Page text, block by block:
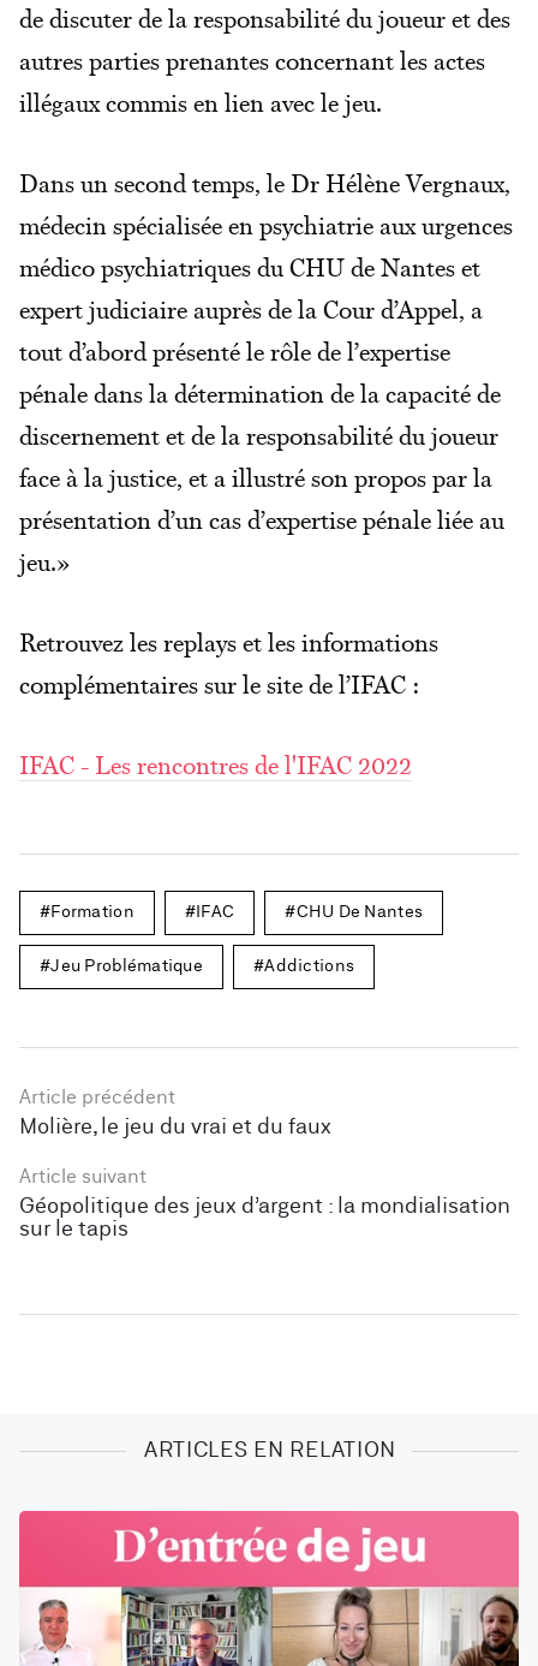
de discuter de la responsabilité du joueur et des
autres parties prenantes concernant les actes
illégaux commis en lien avec le jeu.
Dans un second temps, le Dr Hélène Vergnaux,
médecin spécialisée en psychiatrie aux urgences
médico psychiatriques du CHU de Nantes et
expert judiciaire auprès de la Cour d’Appel, a
tout d’abord présenté le rôle de l’expertise
pénale dans la détermination de la capacité de
discernement et de la responsabilité du joueur
face à la justice, et a illustré son propos par la
présentation d’un cas d’expertise pénale liée au
jeu.»
Retrouvez les replays et les informations
complémentaires sur le site de l’IFAC :
IFAC - Les rencontres de l'IFAC 2022
Formation IFAC CHU De Nantes
Jeu Problématique Addictions
Article précédent
Molière, le jeu du vrai et du faux
Article suivant
Géopolitique des jeux d’argent : la mondialisation
sur le tapis
ARTICLES EN RELATION